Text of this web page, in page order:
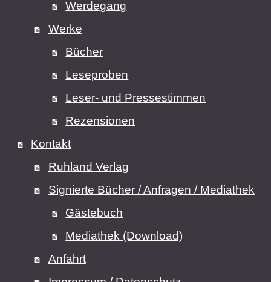
Werdegang
Werke
Bücher
Leseproben
Leser- und Pressestimmen
Rezensionen
Kontakt
Ruhland Verlag
Signierte Bücher / Anfragen / Mediathek
Gästebuch
Mediathek (Download)
Anfahrt